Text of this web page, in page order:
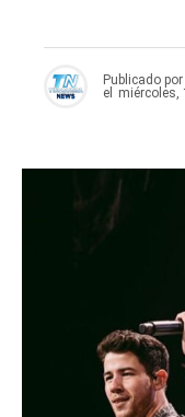
Publicado por
el
miércoles,